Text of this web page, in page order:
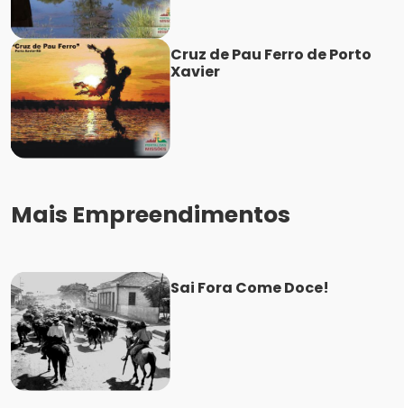
Cruz de Pau Ferro de Porto
Xavier
Mais Empreendimentos
Sai Fora Come Doce!